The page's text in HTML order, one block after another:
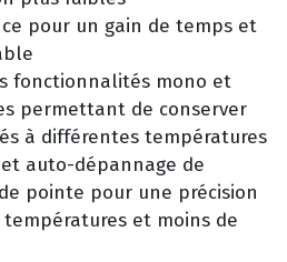
pour un gain de temps et
fonctionnalités mono et
permettant de conserver
à différentes températures
auto-dépannage de
pointe pour une précision
et moins de